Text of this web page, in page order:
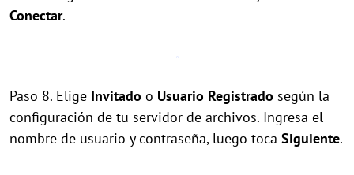
Conectar.
Paso 8. Elige Invitado o Usuario Registrado según la
configuración de tu servidor de archivos. Ingresa el
nombre de usuario y contraseña, luego toca Siguiente.